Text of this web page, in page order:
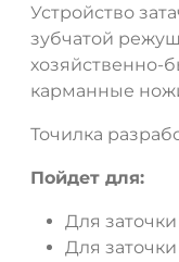
Устройство
зубчатой
хозяйственно-
карманные
Точилка
Пойдет для:
Для
Для